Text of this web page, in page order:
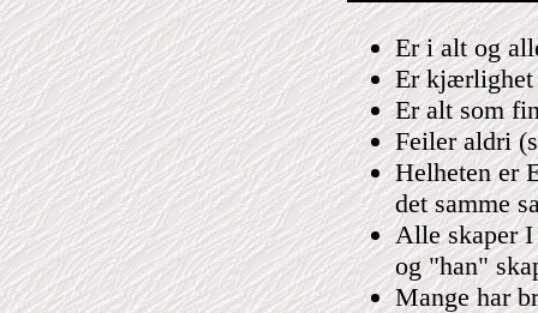
Er i alt og
Er kjærlighet
Er alt som
Feiler aldri
Helheten er
det samme
Alle skaper
og "han"
Mange har